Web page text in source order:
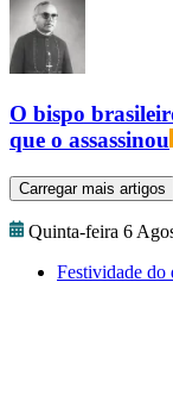
O bispo
que o assassinou
Carregar mais artigos
Quinta-feira 6
Festividade do